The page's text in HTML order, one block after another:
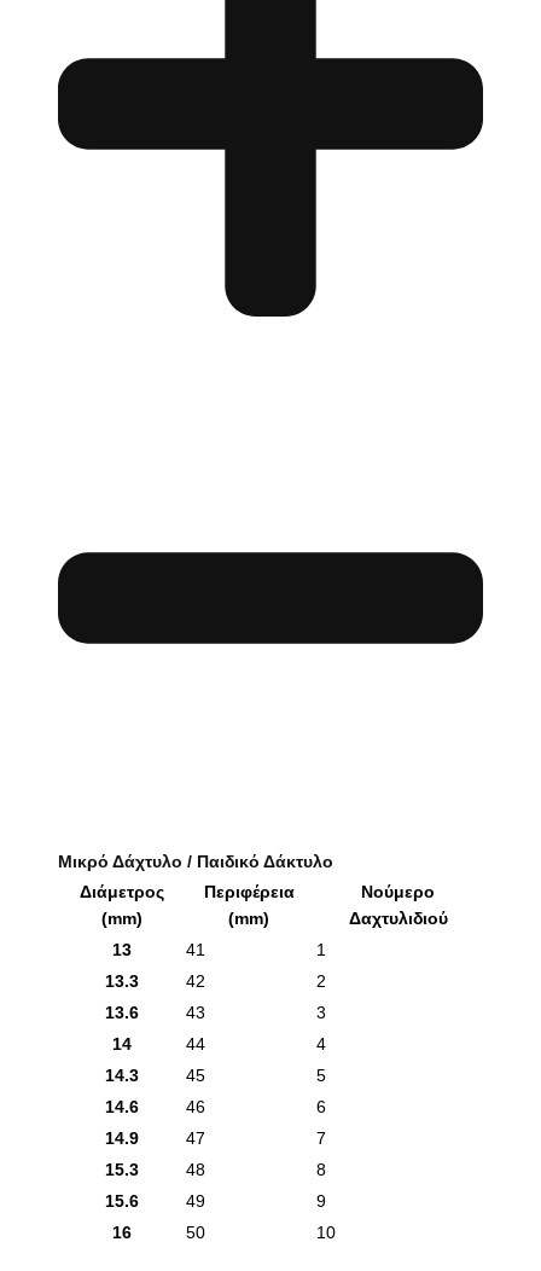
Μικρό Δάχτυλο / Παιδικό Δάκτυλο
Διάμετρος
(mm)
Περιφέρεια
(mm)
Νούμερο
Δαχτυλιδιού
13
41
1
13.3
42
2
13.6
43
3
14
44
4
14.3
45
5
14.6
46
6
14.9
47
7
15.3
48
8
15.6
49
9
16
50 10